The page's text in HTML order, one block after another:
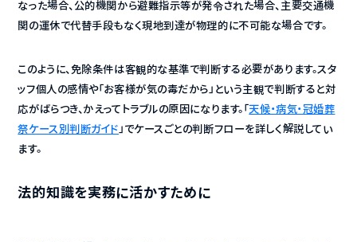
なった場合、公的機関から避難指示等が発令された場合、主要交通機
関の運休で代替手段もなく現地到達が物理的に不可能な場合です。
このように、免除条件は客観的な基準で判断する必要があります。スタ
ッフ個人の感情や「お客様が気の毒だから」という主観で判断すると対
応がばらつき、かえってトラブルの原因になります。「天候・病気・冠婚葬
祭ケース別判断ガイド 」でケースごとの判断フローを詳しく解説してい
ます。
法的知識を実務に活かすために